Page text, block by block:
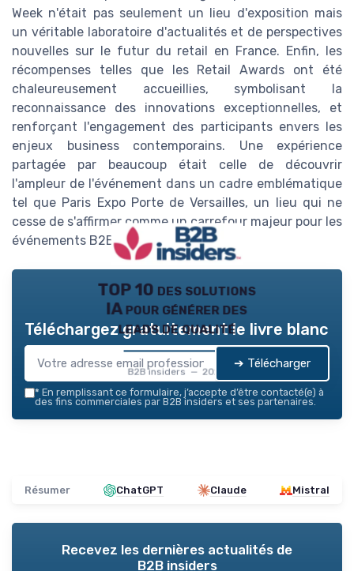
Week n'était pas seulement un lieu d'exposition mais
un véritable laboratoire d'actualités et de perspectives
nouvelles sur le futur du retail en France. Enfin, les
récompenses telles que les Retail Awards ont été
chaleureusement accueillies, symbolisant la
reconnaissance des innovations exceptionnelles, et
renforçant l'engagement des participants envers les
enjeux business contemporains. Une expérience
partagée par beaucoup était celle de découvrir
l'ampleur de l'événement dans un cadre emblématique
tel que Paris Expo Porte de Versailles, un lieu qui ne
cesse de s'affirmer comme un carrefour majeur pour les
événements B2B en Europe.
TOP 10 des solutions
IA pour générer des
leads de qualité
B2B insiders — 2026
Téléchargez gratuitement le livre blanc
➔ Télécharger
* En remplissant ce formulaire, j’accepte d’être contacté(e) à
des fins commerciales par B2B insiders et ses partenaires.
Résumer ChatGPT Claude Mistral
Recevez les dernières actualités de
B2B insiders